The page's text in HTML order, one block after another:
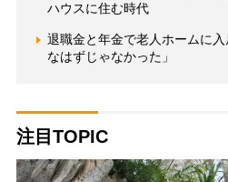
ハウスに住む時代
退職金と年金で老人ホームに
なはずじゃなかった」
注目TOPIC